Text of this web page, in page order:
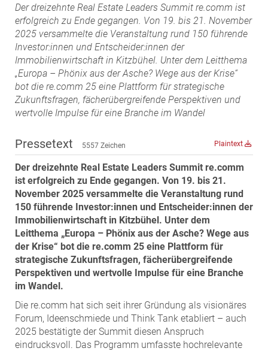
Weinrauch Rechtsanwälte
WINEGG Realitäten
ZEHA Real Estate
Media
Pressekontakt
Der dreizehnte Real Estate Leaders Summit re.comm ist
erfolgreich zu Ende gegangen. Von 19. bis 21. November
2025 versammelte die Veranstaltung rund 150 führende
Investor:innen und Entscheider:innen der
Immobilienwirtschaft in Kitzbühel. Unter dem Leitthema
„Europa – Phönix aus der Asche? Wege aus der Krise“
bot die re.comm 25 eine Plattform für strategische
Zukunftsfragen, fächerübergreifende Perspektiven und
wertvolle Impulse für eine Branche im Wandel
Pressetext 5557 Zeichen Plaintext
Der dreizehnte Real Estate Leaders Summit re.comm
ist erfolgreich zu Ende gegangen. Von 19. bis 21.
November 2025 versammelte die Veranstaltung rund
150 führende Investor:innen und Entscheider:innen der
Immobilienwirtschaft in Kitzbühel. Unter dem
Leitthema „Europa – Phönix aus der Asche? Wege aus
der Krise“ bot die re.comm 25 eine Plattform für
strategische Zukunftsfragen, fächerübergreifende
Perspektiven und wertvolle Impulse für eine Branche
im Wandel.
Die re.comm hat sich seit ihrer Gründung als visionäres
Forum, Ideenschmiede und Think Tank etabliert – auch
2025 bestätigte der Summit diesen Anspruch
eindrucksvoll. Das Programm umfasste hochrelevante